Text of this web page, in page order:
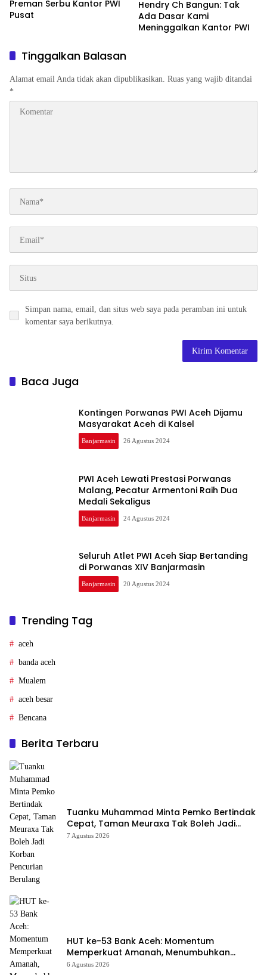
Preman Serbu Kantor PWI
Pusat
Hendry Ch Bangun: Tak
Ada Dasar Kami
Meninggalkan Kantor PWI
Tinggalkan Balasan
Alamat email Anda tidak akan dipublikasikan. Ruas yang wajib ditandai
*
Simpan nama, email, dan situs web saya pada peramban ini untuk
komentar saya berikutnya.
Baca Juga
Kontingen Porwanas PWI Aceh Dijamu
Masyarakat Aceh di Kalsel
Banjarmasin 26 Agustus 2024
PWI Aceh Lewati Prestasi Porwanas
Malang, Pecatur Armentoni Raih Dua
Medali Sekaligus
Banjarmasin 24 Agustus 2024
Seluruh Atlet PWI Aceh Siap Bertanding
di Porwanas XIV Banjarmasin
Banjarmasin 20 Agustus 2024
Trending Tag
aceh
banda aceh
Mualem
aceh besar
Bencana
Berita Terbaru
Tuanku Muhammad Minta Pemko Bertindak
Cepat, Taman Meuraxa Tak Boleh Jadi
Korban Pencurian Berulang
7 Agustus 2026
HUT ke-53 Bank Aceh: Momentum
Memperkuat Amanah, Menumbuhkan
Keberkahan Bagi Aceh
6 Agustus 2026